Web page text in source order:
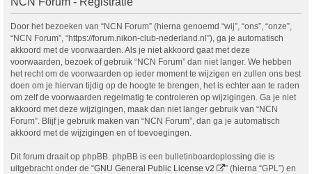
Door het bezoeken van “NCN Forum” (hierna genoemd “wij”, “ons”, “onze”,
“NCN Forum”, “https://forum.nikon-club-nederland.nl”), ga je automatisch
akkoord met de voorwaarden. Als je niet akkoord gaat met deze
voorwaarden, bezoek of gebruik “NCN Forum” dan niet langer. We hebben
het recht om de voorwaarden op ieder moment te wijzigen en zullen ons best
doen om je hiervan tijdig op de hoogte te brengen, het is echter aan te raden
om zelf de voorwaarden regelmatig te controleren op wijzigingen. Ga je niet
akkoord met deze wijzigingen, maak dan niet langer gebruik van “NCN
Forum”. Blijf je gebruik maken van “NCN Forum”, dan ga je automatisch
akkoord met de wijzigingen en of toevoegingen.
Dit forum draait op phpBB. phpBB is een bulletinboardoplossing die is
uitgebracht onder de “GNU General Public License v2
” (hierna “GPL”) en